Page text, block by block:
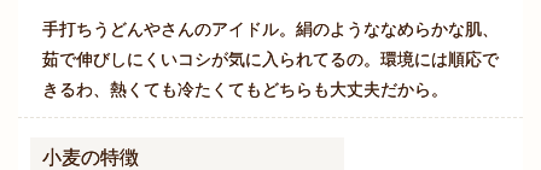
手打ちうどんやさんのアイドル。絹のようななめらかな肌、
茹で伸びしにくいコシが気に入られてるの。環境には順応で
きるわ、熱くても冷たくてもどちらも大丈夫だから。
小麦の特徴